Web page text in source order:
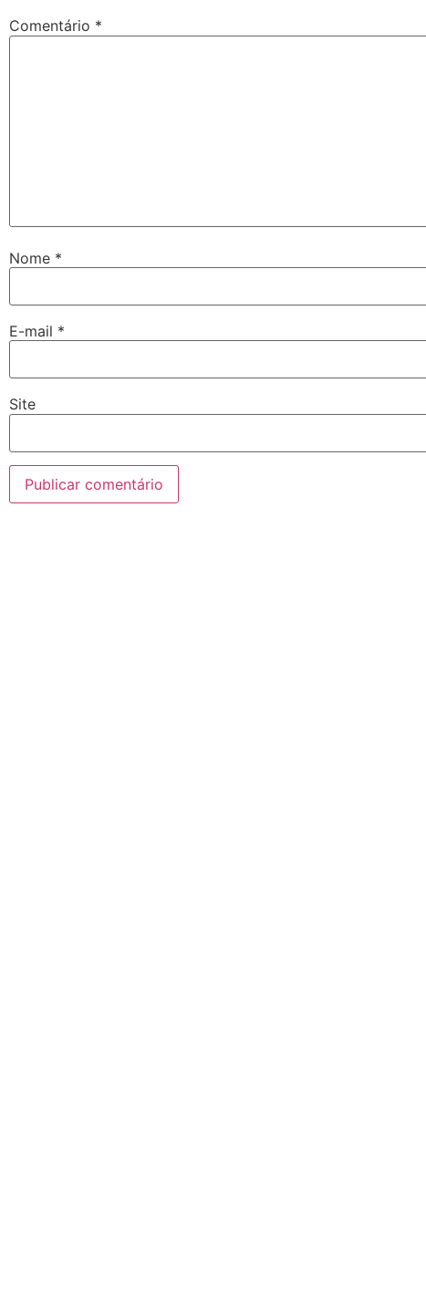
Comentário *
Nome *
E-mail *
Site